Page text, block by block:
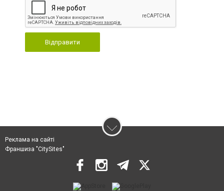
Відправити
Реклама на сайті
Франшиза "CitySites"